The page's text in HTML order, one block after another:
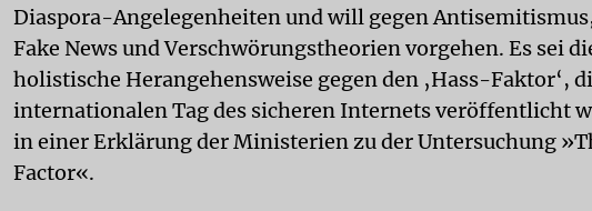
Diaspora-Angelegenheiten und will gegen
Fake News und Verschwörungstheorien vorgehen. Es sei
holistische Herangehensweise gegen den ‚Hass-Faktor‘,
internationalen Tag des sicheren Internets veröffentlicht
in einer Erklärung der Ministerien zu der Untersuchung
Factor«.